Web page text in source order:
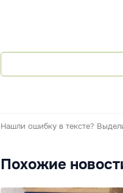
Нашли ошибку в тексте?
Похожие